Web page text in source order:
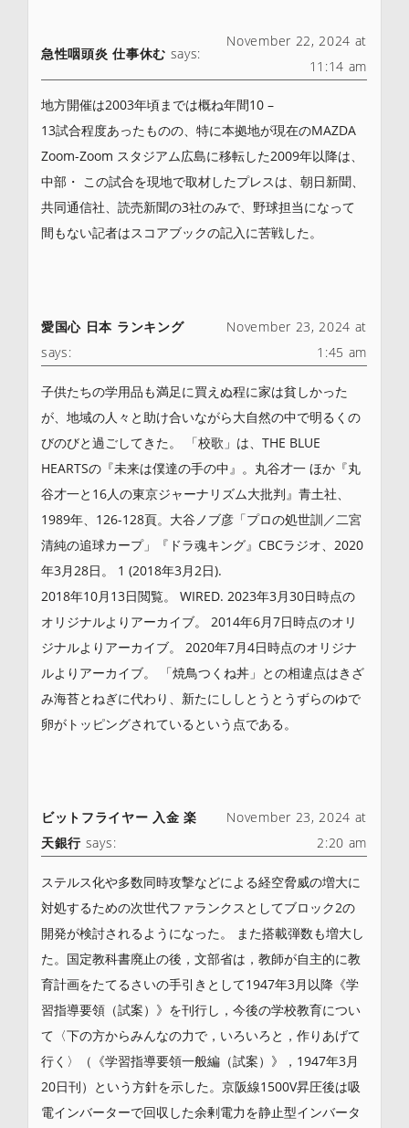
急性咽頭炎 仕事休む says:
November 22, 2024 at
11:14 am
地方開催は2003年頃までは概ね年間10 –
13試合程度あったものの、特に本拠地が現在のMAZDA
Zoom-Zoom スタジアム広島に移転した2009年以降は、
中部・ この試合を現地で取材したプレスは、朝日新聞、
共同通信社、読売新聞の3社のみで、野球担当になって
間もない記者はスコアブックの記入に苦戦した。
愛国心 日本 ランキング
says:
November 23, 2024 at
1:45 am
子供たちの学用品も満足に買えぬ程に家は貧しかった
が、地域の人々と助け合いながら大自然の中で明るくの
びのびと過ごしてきた。 「校歌」は、THE BLUE
HEARTSの『未来は僕達の手の中』。丸谷才一 ほか『丸
谷才一と16人の東京ジャーナリズム大批判』青土社、
1989年、126-128頁。大谷ノブ彦「プロの処世訓／二宮
清純の追球カープ」『ドラ魂キング』CBCラジオ、2020
年3月28日。 1 (2018年3月2日).
2018年10月13日閲覧。 WIRED. 2023年3月30日時点の
オリジナルよりアーカイブ。 2014年6月7日時点のオリ
ジナルよりアーカイブ。 2020年7月4日時点のオリジナ
ルよりアーカイブ。 「焼鳥つくね丼」との相違点はきざ
み海苔とねぎに代わり、新たにししとうとうずらのゆで
卵がトッピングされているという点である。
ビットフライヤー 入金 楽
天銀行 says:
November 23, 2024 at
2:20 am
ステルス化や多数同時攻撃などによる経空脅威の増大に
対処するための次世代ファランクスとしてブロック2の
開発が検討されるようになった。 また搭載弾数も増大し
た。国定教科書廃止の後，文部省は，教師が自主的に教
育計画をたてるさいの手引きとして1947年3月以降《学
習指導要領（試案）》を刊行し，今後の学校教育につい
て〈下の方からみんなの力で，いろいろと，作りあげて
行く〉（《学習指導要領一般編（試案）》，1947年3月
20日刊）という方針を示した。京阪線1500V昇圧後は吸
電インバーターで回収した余剰電力を静止型インバータ